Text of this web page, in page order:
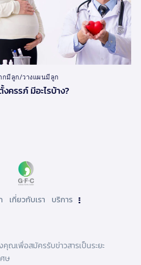
กมีลูก/วางแผนมีลูก
รรภ์ มีอะไรบ้าง?
เกี่ยวกับเรา บริการ
ณเพื่อสมัครรับข่าวสารเป็นระยะ
ษ